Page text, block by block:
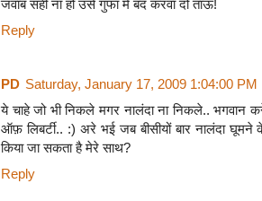
जवाब सही ना हो उसे गुफा में बंद करवा दो ताऊ!
Reply
PD Saturday, January 17, 2009 1:04:00 PM
ये चाहे जो भी निकले मगर नालंदा ना निकले.. भगवान
ऑफ़ लिबर्टी.. :) अरे भई जब बीसीयों बार नालंदा घूमने
किया जा सकता है मेरे साथ?
Reply